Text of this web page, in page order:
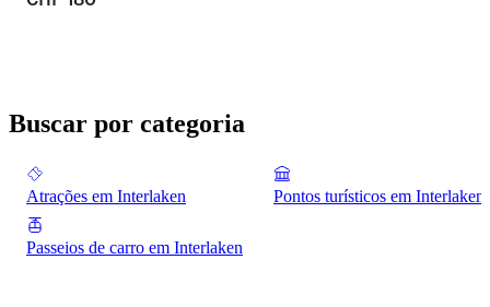
Buscar por categoria
Atrações em Interlaken Pontos turísticos em Interlaken
Passeios de carro em Interlaken